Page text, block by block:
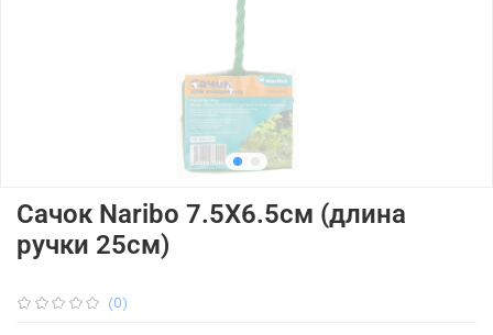
(0)
Сачок Naribo 7.5X6.5см (длина
ручки 25см)